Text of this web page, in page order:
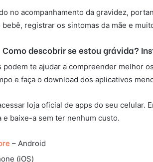
no acompanhamento da gravidez,
registrar os sintomas da mãe e
Como descobrir se estou grávida?
podem te ajudar a compreender melhor
e faça o download dos aplicativos
loja oficial de apps do seu celular.
e baixe-a sem ter nenhum custo.
– Android
(iOS)